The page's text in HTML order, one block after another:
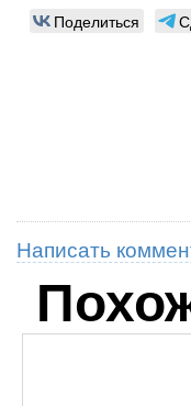
Поделиться
Написать